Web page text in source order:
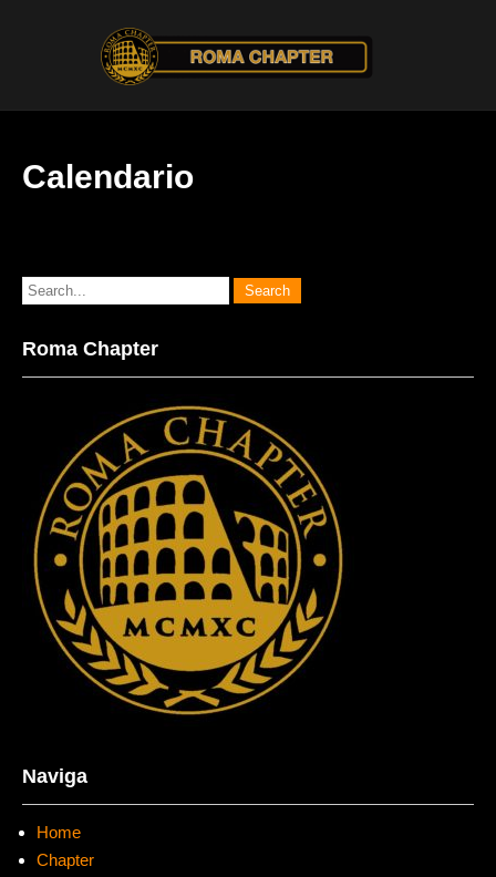
Calendario
Roma Chapter
Naviga
Home
Chapter